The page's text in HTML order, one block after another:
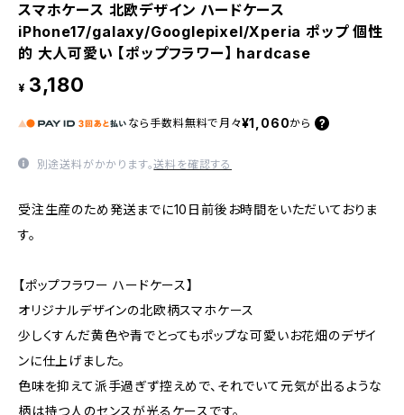
スマホケース 北欧デザイン ハードケース
iPhone17/galaxy/Googlepixel/Xperia ポップ 個性
的 大人可愛い 【ポップフラワー】 hardcase
¥ 3,180
なら 手数料無料で 月々¥1,060から
別途送料がかかります。送料を確認する
受注生産のため発送までに10日前後お時間をいただいておりま
す。
【ポップフラワー ハードケース】
オリジナルデザインの北欧柄スマホケース
少しくすんだ黄色や青でとってもポップな可愛いお花畑のデザイ
ンに仕上げました。
色味を抑えて派手過ぎず控えめで、それでいて元気が出るような
柄は持つ人のセンスが光るケースです。